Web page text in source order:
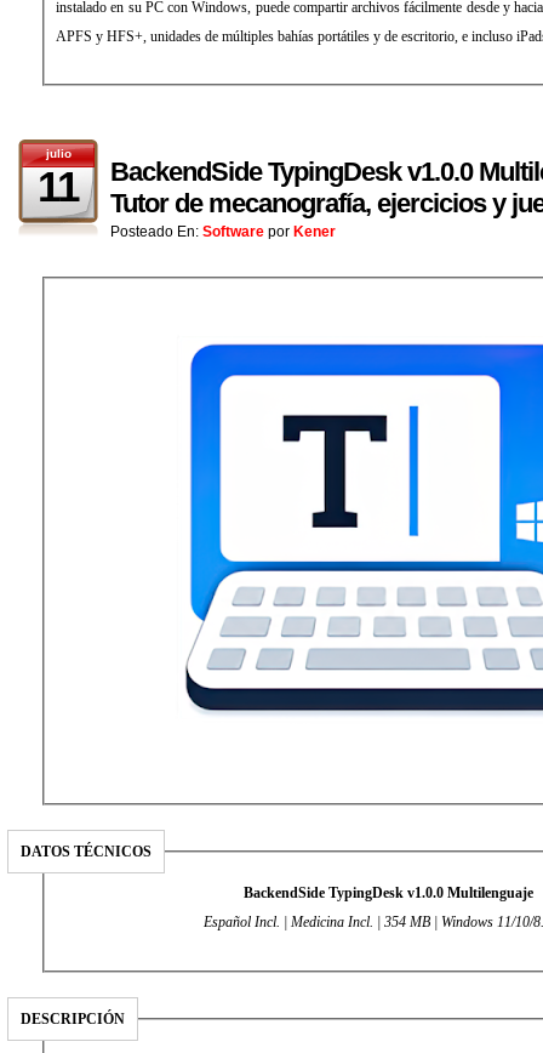
instalado en su PC con Windows, puede compartir archivos fácilmente desde y
APFS y HFS+, unidades de múltiples bahías portátiles y de escritorio, e incluso
julio
11
BackendSide TypingDesk v1.0.0
Tutor de mecanografía, ejercicios y
Posteado En: Software por Kener
DATOS TÉCNICOS
BackendSide TypingDesk v1.0.0 Multilenguaje
Español Incl. | Medicina Incl. | 354 MB | Windows 11/10/
DESCRIPCIÓN